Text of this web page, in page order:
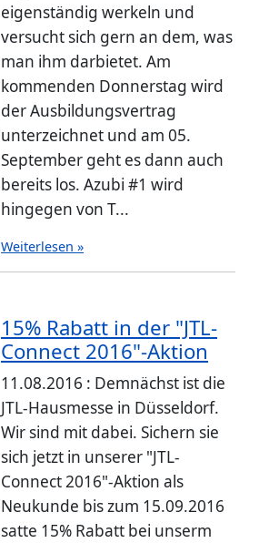
eigenständig werkeln und
versucht sich gern an dem, was
man ihm darbietet. Am
kommenden Donnerstag wird
der Ausbildungsvertrag
unterzeichnet und am 05.
September geht es dann auch
bereits los. Azubi #1 wird
hingegen von T...
Weiterlesen »
15% Rabatt in der "JTL-
Connect 2016"-Aktion
11.08.2016 : Demnächst ist die
JTL-Hausmesse in Düsseldorf.
Wir sind mit dabei. Sichern sie
sich jetzt in unserer "JTL-
Connect 2016"-Aktion als
Neukunde bis zum 15.09.2016
satte 15% Rabatt bei unserm